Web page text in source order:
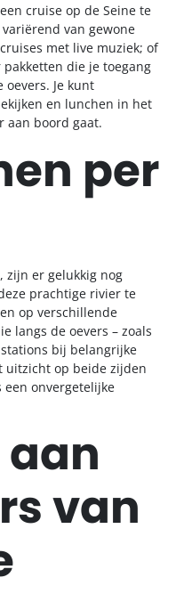
cruise op de Seine te
van gewone
met live muziek; of
die je toegang
oevers. Je kunt
en lunchen in het
aan boord gaat.
per
zijn er gelukkig nog
prachtige rivier te
op verschillende
langs de oevers – zoals
bij belangrijke
uitzicht op beide zijden
een onvergetelijke
aan
van